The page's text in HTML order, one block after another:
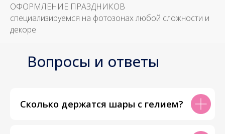
ОФОРМЛЕНИЕ ПРАЗДНИКОВ
специализируемся на фотозонах любой сложности и
декоре
Вопросы и ответы
Сколько держатся шары с гелием?